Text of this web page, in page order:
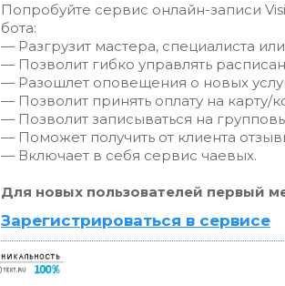
Попробуйте сервис онлайн-записи
бота:
— Разгрузит мастера, специалиста
— Позволит гибко управлять
— Разошлет оповещения о новых
— Позволит принять оплату на карту/
— Позволит записываться на
— Поможет получить от клиента
— Включает в себя сервис чаевых.
Для новых пользователей первый
Зарегистрироваться в сервисе